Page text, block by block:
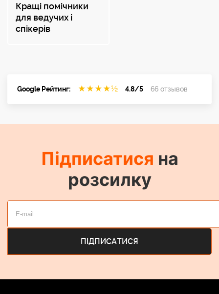
Кращі помічники
для ведучих і
спікерів
Google Рейтинг: ★ ★ ★ ★½ 4.8/5 66 отзывов
Підписатися на
розсилку